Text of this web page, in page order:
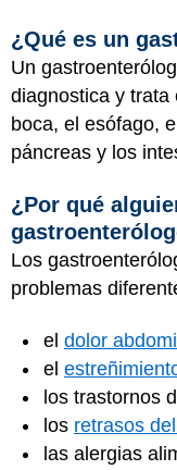
¿Qué es un
Un
diagnostica y trata
boca, el esófago,
páncreas y los
¿Por qué
Los
problemas
el dolor
el
los trastornos
los retrasos
las alergias